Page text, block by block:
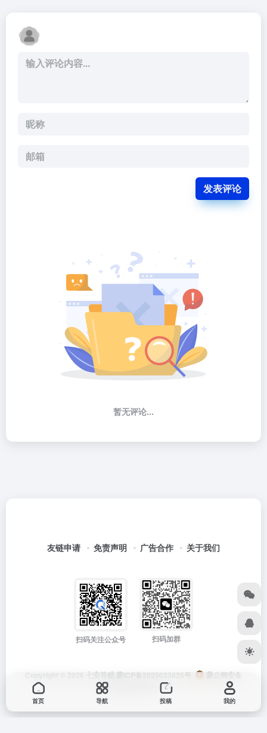
发表评论
暂无评论...
友链申请 免责声明 广告合作 关于我们
扫码关注公众号 扫码加群
Copyright © 2026 七安导航 蒙ICP备2025033835号
蒙公网安备
15012202000171号
首页 导航 投稿 我的